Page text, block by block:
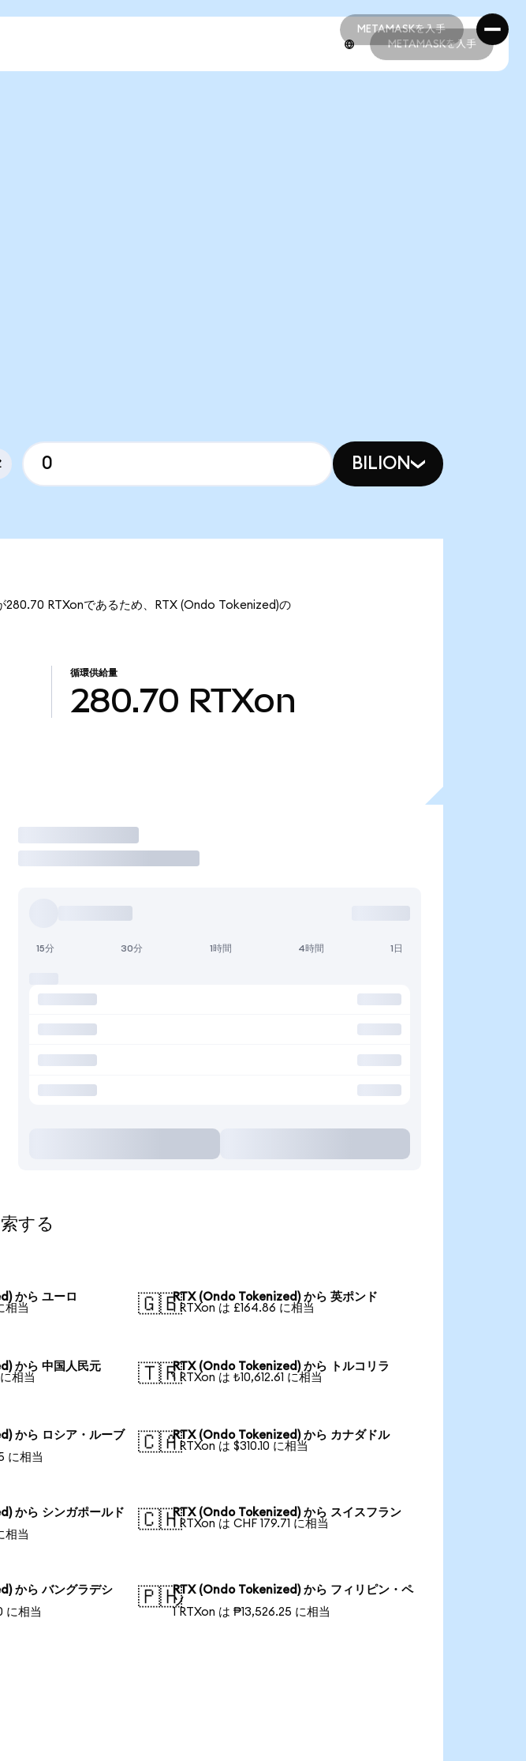
METAMASKを入手
METAMASKを入手
METAMASKを入手
BILION
280.70 RTXonであるため、RTX (Ondo Tokenized)の
循環供給量
280.70 RTXon
取引
15分 30分 1時間 4時間 1日
する
から ユーロ
相当
🇬🇧RTX (Ondo Tokenized) から 英ポンド
1 RTXon は £164.86 に相当
から 中国人民元
相当
🇹🇷RTX (Ondo Tokenized) から トルコリラ
1 RTXon は ₺10,612.61 に相当
から ロシア・ルーブ
に相当
🇨🇦RTX (Ondo Tokenized) から カナダドル
1 RTXon は $310.10 に相当
から シンガポールド
相当
🇨🇭RTX (Ondo Tokenized) から スイスフラン
1 RTXon は CHF 179.71 に相当
から バングラデシ
に相当
🇵🇭RTX (Ondo Tokenized) から フィリピン・ペ
ソ
1 RTXon は ₱13,526.25 に相当